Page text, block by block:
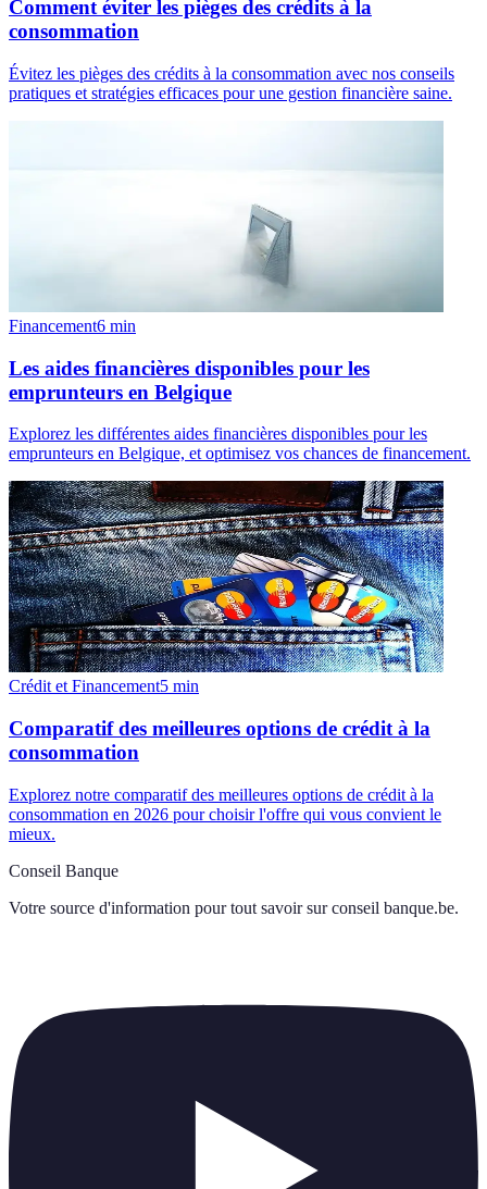
Comment éviter les pièges des crédits à la
consommation
Évitez les pièges des crédits à la consommation avec nos conseils
pratiques et stratégies efficaces pour une gestion financière saine.
Financement6 min
Les aides financières disponibles pour les
emprunteurs en Belgique
Explorez les différentes aides financières disponibles pour les
emprunteurs en Belgique, et optimisez vos chances de financement.
Crédit et Financement5 min
Comparatif des meilleures options de crédit à la
consommation
Explorez notre comparatif des meilleures options de crédit à la
consommation en 2026 pour choisir l'offre qui vous convient le
mieux.
Conseil Banque
Votre source d'information pour tout savoir sur conseil banque.be.